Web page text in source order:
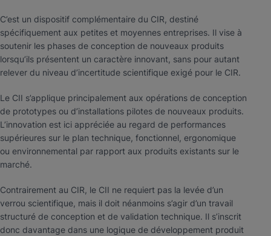
C’est un dispositif complémentaire du CIR, destiné
spécifiquement aux petites et moyennes entreprises. Il vise à
soutenir les phases de conception de nouveaux produits
lorsqu’ils présentent un caractère innovant, sans pour autant
relever du niveau d’incertitude scientifique exigé pour le CIR.
Le CII s’applique principalement aux opérations de conception
de prototypes ou d’installations pilotes de nouveaux produits.
L’innovation est ici appréciée au regard de performances
supérieures sur le plan technique, fonctionnel, ergonomique
ou environnemental par rapport aux produits existants sur le
marché.
Contrairement au CIR, le CII ne requiert pas la levée d’un
verrou scientifique, mais il doit néanmoins s’agir d’un travail
structuré de conception et de validation technique. Il s’inscrit
donc davantage dans une logique de développement produit